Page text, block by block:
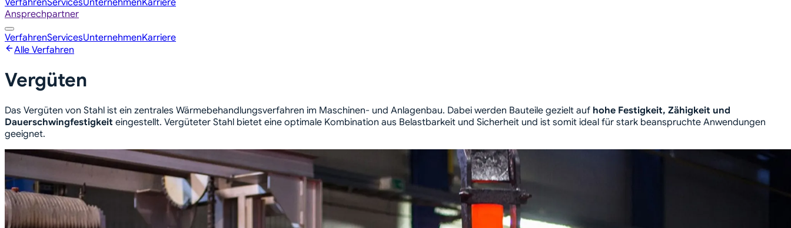
VerfahrenServicesUnternehmenKarriere
Ansprechpartner
VerfahrenServicesUnternehmenKarriere
Alle Verfahren
Vergüten
Das Vergüten von Stahl ist ein zentrales Wärmebehandlungsverfahren im Maschinen- und Anlagenbau. Dabei werden Bauteile gezielt auf hohe Festigkeit, Zähigkeit und
Dauerschwingfestigkeit eingestellt. Vergüteter Stahl bietet eine optimale Kombination aus Belastbarkeit und Sicherheit und ist somit ideal für stark beanspruchte Anwendungen
geeignet.